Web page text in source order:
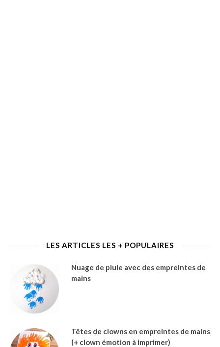
LES ARTICLES LES + POPULAIRES
Nuage de pluie avec des empreintes de
mains
Têtes de clowns en empreintes de mains
(+ clown émotion à imprimer)